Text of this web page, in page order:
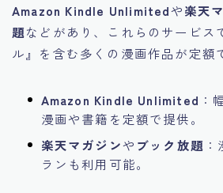
Amazon Kindle Unlimitedや楽天
題などがあり、これらのサービス
ル』を含む多くの漫画作品が定額
Amazon Kindle Unlimited ：
漫画や書籍を定額で提供。
楽天マガジンや ブック放題
ランも利用可能。